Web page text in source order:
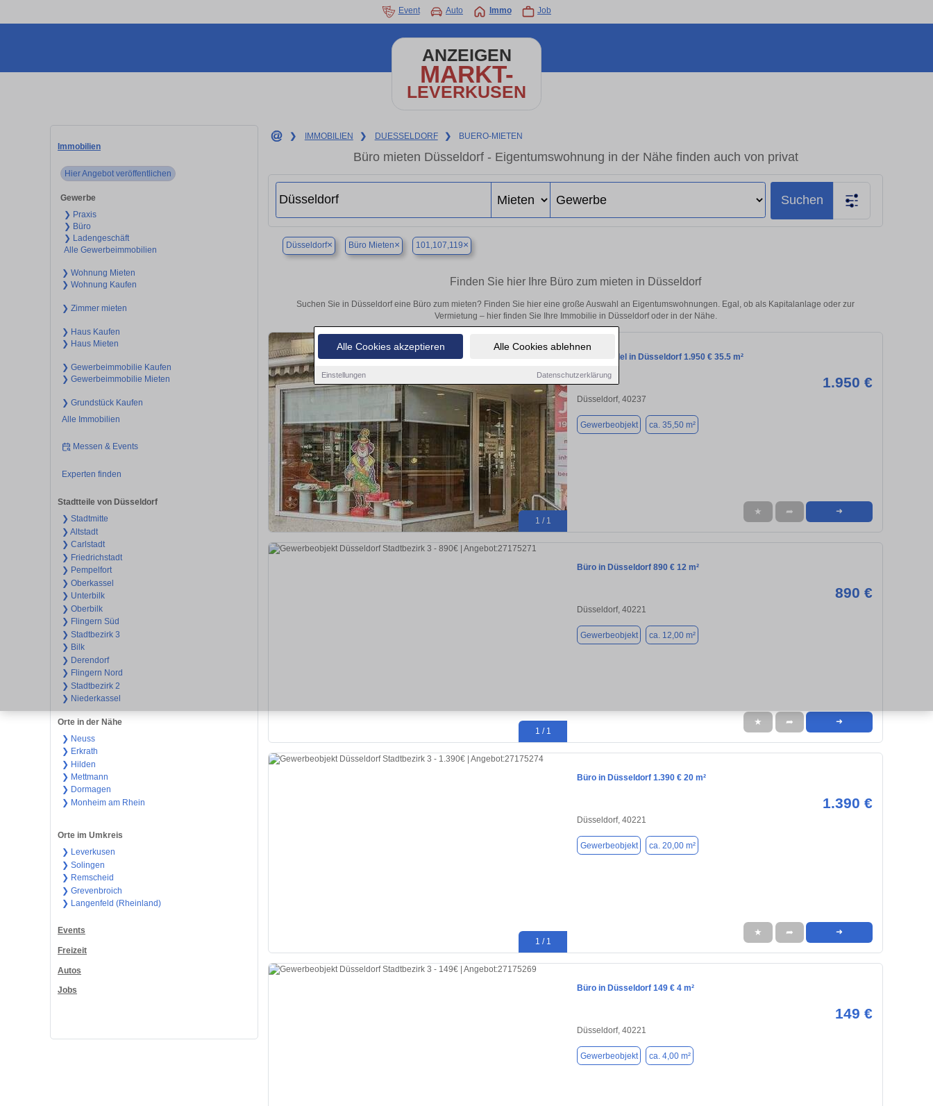
Alle Cookies akzeptieren Alle Cookies ablehnen
Einstellungen Datenschutzerklärung
Event Auto Immo Job
ANZEIGEN
MARKT-
LEVERKUSEN
Immobilien
Hier Angebot veröffentlichen
Gewerbe
❯ Praxis
❯ Büro
❯ Ladengeschäft
Alle Gewerbeimmobilien
❯ Wohnung Mieten
❯ Wohnung Kaufen
❯ Zimmer mieten
❯ Haus Kaufen
❯ Haus Mieten
❯ Gewerbeimmobilie Kaufen
❯ Gewerbeimmobilie Mieten
❯ Grundstück Kaufen
Alle Immobilien
Messen & Events
Experten finden
Stadtteile von Düsseldorf
❯ Stadtmitte
❯ Altstadt
❯ Carlstadt
❯ Friedrichstadt
❯ Pempelfort
❯ Oberkassel
❯ Unterbilk
❯ Oberbilk
❯ Flingern Süd
❯ Stadtbezirk 3
❯ Bilk
❯ Derendorf
❯ Flingern Nord
❯ Stadtbezirk 2
❯ Niederkassel
Orte in der Nähe
❯ Neuss
❯ Erkrath
❯ Hilden
❯ Mettmann
❯ Dormagen
❯ Monheim am Rhein
Orte im Umkreis
❯ Leverkusen
❯ Solingen
❯ Remscheid
❯ Grevenbroich
❯ Langenfeld (Rheinland)
Events
Freizeit
Autos
Jobs
❯ IMMOBILIEN ❯ DUESSELDORF ❯ BUERO-MIETEN
Büro mieten Düsseldorf - Eigentumswohnung in der Nähe finden auch von privat
Suchen
Düsseldorf× Büro Mieten× 101,107,119×
Finden Sie hier Ihre Büro zum mieten in Düsseldorf
Suchen Sie in Düsseldorf eine Büro zum mieten? Finden Sie hier eine große Auswahl an Eigentumswohnungen. Egal, ob als Kapitalanlage oder zur
Vermietung – hier finden Sie Ihre Immobilie in Düsseldorf oder in der Nähe.
1 / 1
Einzelhandel in Düsseldorf 1.950 € 35.5 m²
1.950 €
Düsseldorf, 40237
Gewerbeobjekt ca. 35,50 m²
★ ➦ ➜
1 / 1
Büro in Düsseldorf 890 € 12 m²
890 €
Düsseldorf, 40221
Gewerbeobjekt ca. 12,00 m²
★ ➦ ➜
1 / 1
Büro in Düsseldorf 1.390 € 20 m²
1.390 €
Düsseldorf, 40221
Gewerbeobjekt ca. 20,00 m²
★ ➦ ➜
Büro in Düsseldorf 149 € 4 m²
149 €
Düsseldorf, 40221
Gewerbeobjekt ca. 4,00 m²